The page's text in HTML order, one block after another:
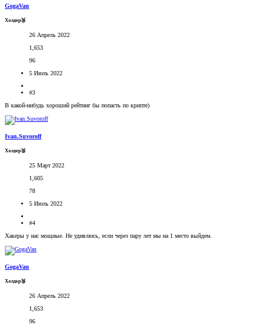
GogaVan
Холдер🥉
26 Апрель 2022
1,653
96
5 Июль 2022
#3
В какой-нибудь хороший рейтинг бы попасть по крипте)
Ivan.Suvoroff
Холдер🥉
25 Март 2022
1,605
78
5 Июль 2022
#4
Хакеры у нас мощные. Не удивлюсь, если через пару лет мы на 1 место выйдем.
GogaVan
Холдер🥉
26 Апрель 2022
1,653
96